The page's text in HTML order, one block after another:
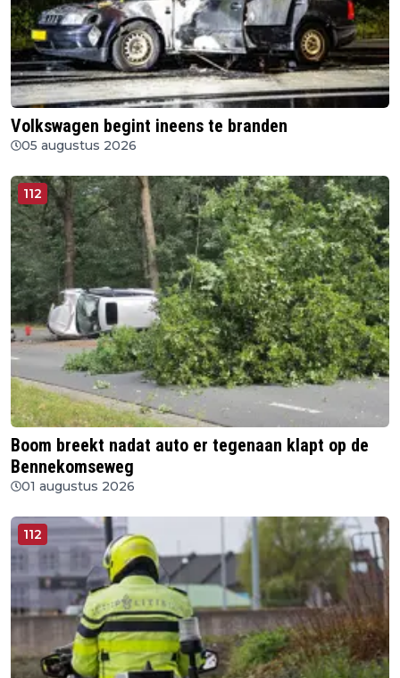
Volkswagen begint ineens te branden
05 augustus 2026
112
Boom breekt nadat auto er tegenaan klapt op de
Bennekomseweg
01 augustus 2026
112